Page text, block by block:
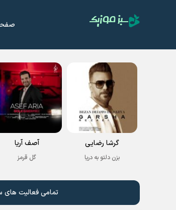
گرشا رضایی
بزن دلتو به دریا
آصف آریا
گل قرمز
تمامی فعالیت های